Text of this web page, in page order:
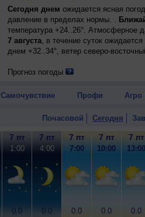
Сегодня днем ожидается ясная
давление в пределах нормы. .
температура +24..26°. Атмосферное
7 августа, в течение суток
днем +32..34°, ветер северо-
Прогноз погоды
Самочувствие Профи Агро
Почасовой Сегодня
7 пт
1:00
0.0
7 пт
4:00
0.0
7 пт
7:00
0.0
7 пт
10:00
0.0
7 пт
13:00
0.0